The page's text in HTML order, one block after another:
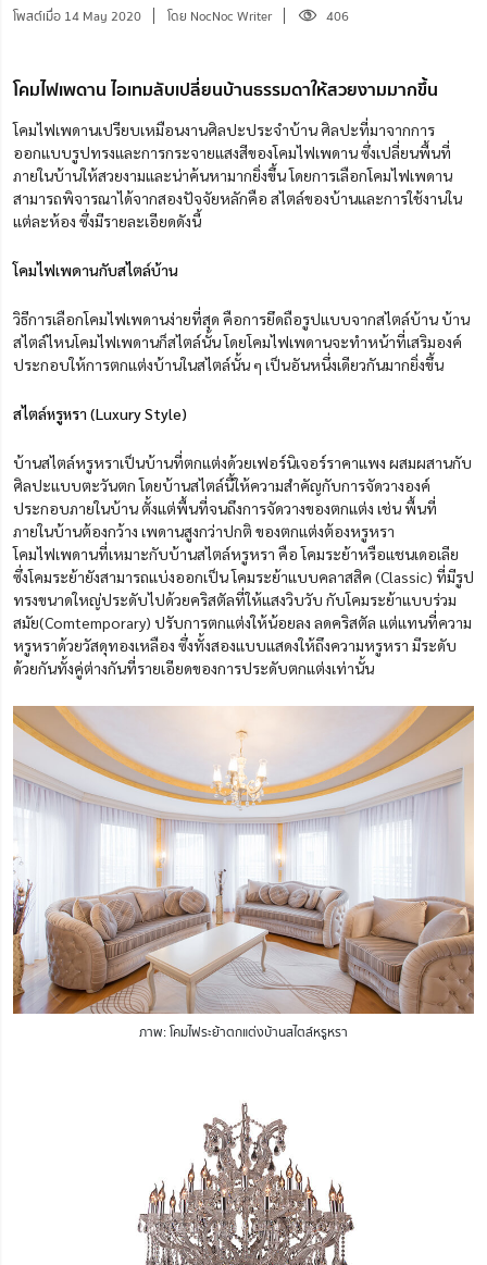
โพสต์เมื่อ 14 May 2020 โดย NocNoc Writer 406
โคมไฟเพดาน ไอเทมลับเปลี่ยนบ้านธรรมดาให้สวยงามมากขึ้น
โคมไฟเพดานเปรียบเหมือนงานศิลปะประจำบ้าน ศิลปะที่มาจากการ
ออกแบบรูปทรงและการกระจายแสงสีของโคมไฟเพดาน ซึ่งเปลี่ยนพื้นที่
ภายในบ้านให้สวยงามและน่าค้นหามากยิ่งขึ้น โดยการเลือกโคมไฟเพดาน
สามารถพิจารณาได้จากสองปัจจัยหลักคือ สไตล์ของบ้านและการใช้งานใน
แต่ละห้อง ซึ่งมีรายละเอียดดังนี้
โคมไฟเพดานกับสไตล์บ้าน
วิธีการเลือกโคมไฟเพดานง่ายที่สุด คือการยึดถือรูปแบบจากสไตล์บ้าน บ้าน
สไตล์ไหนโคมไฟเพดานก็สไตล์นั้น โดยโคมไฟเพดานจะทำหน้าที่เสริมองค์
ประกอบให้การตกแต่งบ้านในสไตล์นั้น ๆ เป็นอันหนึ่งเดียวกันมากยิ่งขึ้น
สไตล์หรูหรา (Luxury Style)
บ้านสไตล์หรูหราเป็นบ้านที่ตกแต่งด้วยเฟอร์นิเจอร์ราคาแพง ผสมผสานกับ
ศิลปะแบบตะวันตก โดยบ้านสไตล์นี้ให้ความสำคัญกับการจัดวางองค์
ประกอบภายในบ้าน ตั้งแต่พื้นที่จนถึงการจัดวางของตกแต่ง เช่น พื้นที่
ภายในบ้านต้องกว้าง เพดานสูงกว่าปกติ ของตกแต่งต้องหรูหรา
โคมไฟเพดานที่เหมาะกับบ้านสไตล์หรูหรา คือ โคมระย้าหรือแชนเดอเลีย
ซึ่งโคมระย้ายังสามารถแบ่งออกเป็น โคมระย้าแบบคลาสสิค (Classic) ที่มีรูป
ทรงขนาดใหญ่ประดับไปด้วยคริสตัลที่ให้แสงวิบวับ กับโคมระย้าแบบร่วม
สมัย(Comtemporary) ปรับการตกแต่งให้น้อยลง ลดคริสตัล แต่แทนที่ความ
หรูหราด้วยวัสดุทองเหลือง ซึ่งทั้งสองแบบแสดงให้ถึงความหรูหรา มีระดับ
ด้วยกันทั้งคู่ต่างกันที่รายเอียดของการประดับตกแต่งเท่านั้น
ภาพ: โคมไฟระย้าตกแต่งบ้านสไตล์หรูหรา